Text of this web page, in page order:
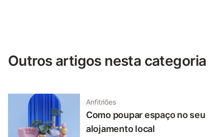
Outros artigos nesta categoria
Anfitriões
Como poupar espaço no seu
alojamento local